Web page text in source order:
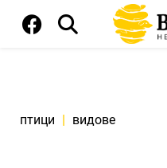
птици | видове